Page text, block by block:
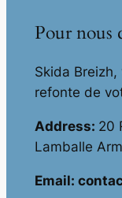
Pour nous
Skida
refonte de
Address: 20
Lamballe
Email: